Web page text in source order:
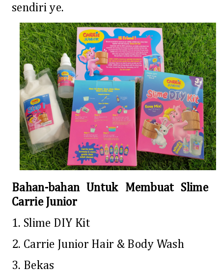
sendiri ye.
Bahan-bahan Untuk Membuat Slime
Carrie Junior
1. Slime DIY Kit
2. Carrie Junior Hair & Body Wash
3. Bekas